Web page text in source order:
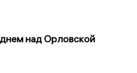
над Орловской